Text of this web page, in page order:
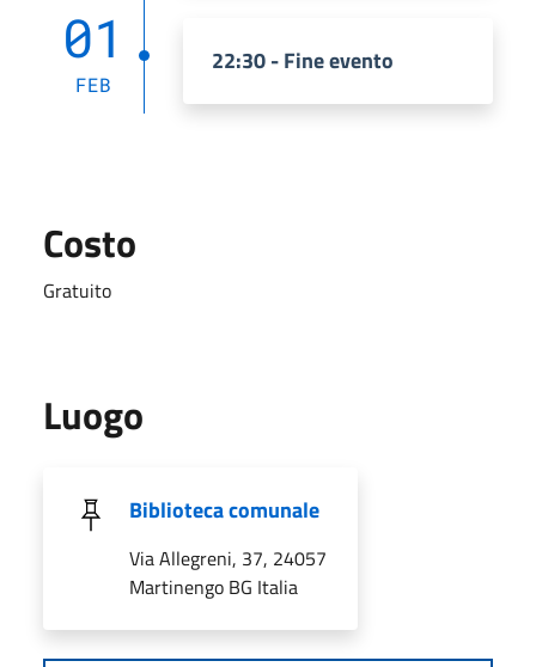
01
FEB
22:30 - Fine evento
Costo
Gratuito
Luogo
Biblioteca comunale
Via Allegreni, 37, 24057
Martinengo BG Italia